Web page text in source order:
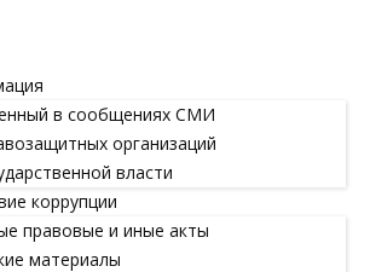
в сообщениях СМИ
организаций
власти
коррупции
правовые и иные акты
материалы